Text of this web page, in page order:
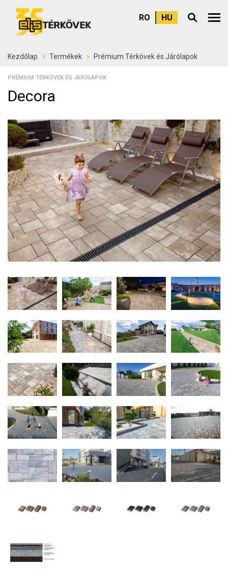
RO HU
Kezdőlap Termékek Prémium Térkövek és Járólapok
PRÉMIUM TÉRKÖVEK ÉS JÁRÓLAPOK
Decora